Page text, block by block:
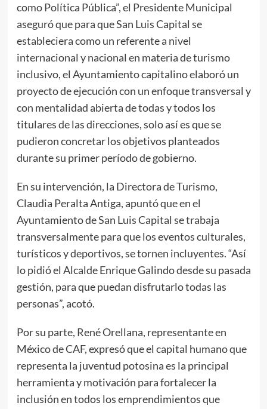
como Política Pública”, el Presidente Municipal
aseguró que para que San Luis Capital se
estableciera como un referente a nivel
internacional y nacional en materia de turismo
inclusivo, el Ayuntamiento capitalino elaboró un
proyecto de ejecución con un enfoque transversal y
con mentalidad abierta de todas y todos los
titulares de las direcciones, solo así es que se
pudieron concretar los objetivos planteados
durante su primer período de gobierno.
En su intervención, la Directora de Turismo,
Claudia Peralta Antiga, apuntó que en el
Ayuntamiento de San Luis Capital se trabaja
transversalmente para que los eventos culturales,
turísticos y deportivos, se tornen incluyentes. “Así
lo pidió el Alcalde Enrique Galindo desde su pasada
gestión, para que puedan disfrutarlo todas las
personas”, acotó.
Por su parte, René Orellana, representante en
México de CAF, expresó que el capital humano que
representa la juventud potosina es la principal
herramienta y motivación para fortalecer la
inclusión en todos los emprendimientos que